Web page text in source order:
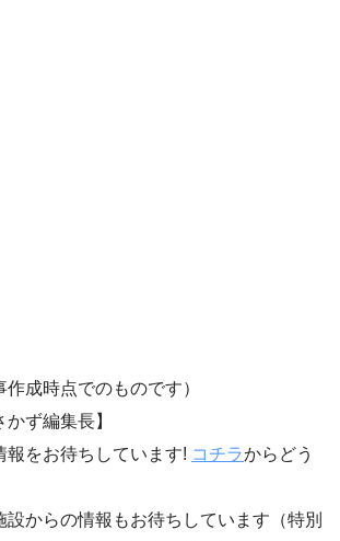
作成時点でのものです）
かず編集長】
をお待ちしています! コチラからどう
からの情報もお待ちしています（特別